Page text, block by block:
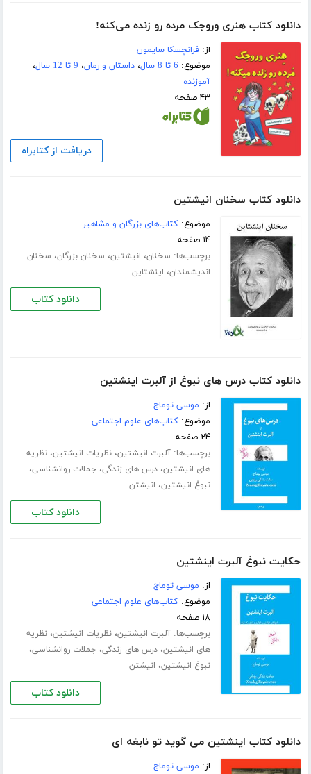
دانلود کتاب هنری وروجک مرده رو زنده می‌کنه!
از:فرانچسکا سایمون
موضوع: 6 تا 8 سال ،داستان و رمان، 9 تا 12 سال
،
آموزنده
۴۳ صفحه
دریافت از کتابراه
دانلود کتاب سخنان انیشتین
موضوع:کتاب‌های بزرگان و مشاهیر
۱۴ صفحه
برچسب‌ها: سخنان، انیشتین، سخنان بزرگان، سخنان
اندیشمندان، اینشتاین
دانلود کتاب
دانلود کتاب درس های نبوغ از آلبرت اینشتین
از: موسی توماج
موضوع:کتاب‌های علوم اجتماعی
۲۴ صفحه
برچسب‌ها:آلبرت انیشتین،نظریات انیشتین،نظریه
های انیشتین،درس های زندگی، جملات روانشناسی،
نبوغ انیشتین، انیشتن
دانلود کتاب
حکایت نبوغ آلبرت اینشتین
از: موسی توماج
موضوع:کتاب‌های علوم اجتماعی
۱۸ صفحه
برچسب‌ها:آلبرت انیشتین،نظریات انیشتین،نظریه
های انیشتین،درس های زندگی، جملات روانشناسی،
نبوغ انیشتین، انیشتن
دانلود کتاب
دانلود کتاب اینشتین می گوید تو نابغه ای
از: موسی توماج